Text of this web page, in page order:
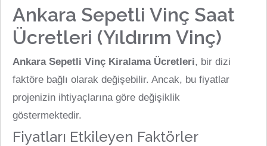
Ankara Sepetli Vinç Saat
Ücretleri (Yıldırım Vinç)
Ankara Sepetli Vinç Kiralama Ücretleri, bir dizi
faktöre bağlı olarak değişebilir. Ancak, bu fiyatlar
projenizin ihtiyaçlarına göre değişiklik
göstermektedir.
Fiyatları Etkileyen Faktörler